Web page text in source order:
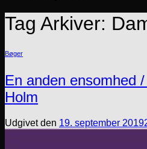
Tag Arkiver:
Bøger
En anden ensomhed
Holm
Udgivet den 19. september 2019